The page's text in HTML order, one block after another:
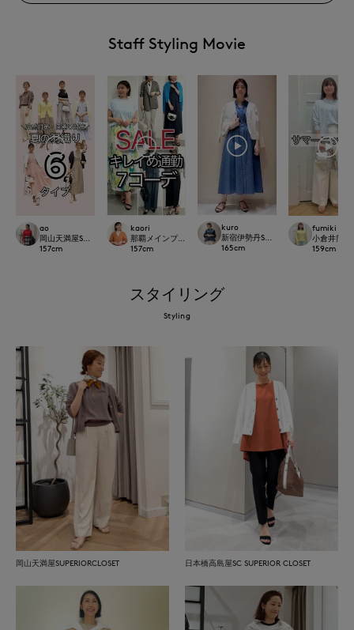
Staff Styling Movie
ao
岡山天満屋SUPERIORCLOSET
157cm
kaori
那覇メインプレイスI.T.'S.international
157cm
kuro
新宿伊勢丹SUPERIOR CLOSET
165cm
fumiki
小倉井筒屋
159cm
スタイリング
Styling
岡山天満屋SUPERIORCLOSET 日本橋高島屋SC SUPERIOR CLOSET